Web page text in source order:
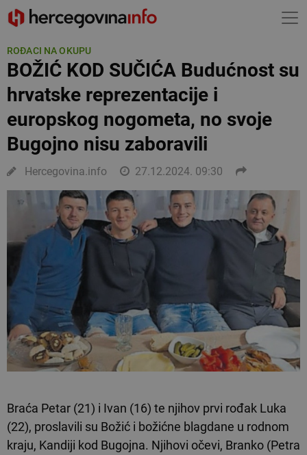
ROĐACI NA OKUPU
BOŽIĆ KOD SUČIĆA Budućnost su
hrvatske reprezentacije i
europskog nogometa, no svoje
Bugojno nisu zaboravili
Hercegovina.info 27.12.2024. 09:30
Braća Petar (21) i Ivan (16) te njihov prvi rođak Luka
(22), proslavili su Božić i božićne blagdane u rodnom
kraju, Kandiji kod Bugojna. Njihovi očevi, Branko (Petra